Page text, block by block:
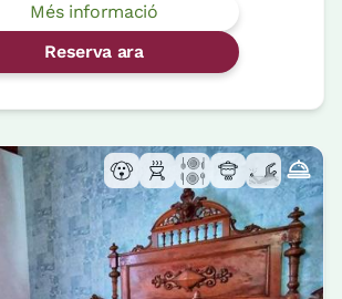
Més informació
Reserva ara